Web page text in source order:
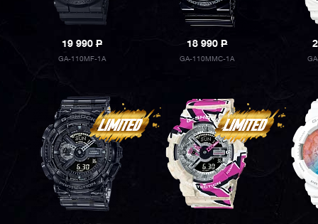
19 990P
GA-110MF-1A
18 990P
GA-110MMC-1A